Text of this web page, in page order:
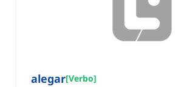
alegar[Verbo]